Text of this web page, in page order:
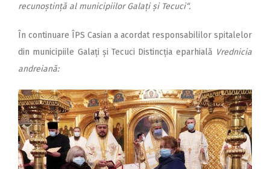
recunoștință al municipiilor Galați și Tecuci“.
În continuare ÎPS Casian a acordat responsabililor spitalelor
din municipiile Galați și Tecuci Distincția eparhială Vrednicia
andreiană: